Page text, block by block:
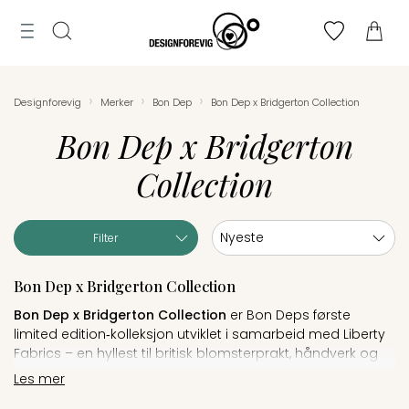
MENY
Til
toppen
Merker
bryllupsliste
Designforevig › Merker › Bon Dep › Bon Dep x Bridgerton Collection
Bon Dep x Bridgerton
Collection
Filter
Sortering:
Bon Dep x Bridgerton Collection
Bon Dep x Bridgerton Collection er Bon Deps første
limited edition‑kolleksjon utviklet i samarbeid med Liberty
Fabrics – en hyllest til britisk blomsterprakt, håndverk og
den romantiske estetikken fra Netflix‑serien Bridgerton.
Kolleksjonen lanseres i forbindelse med den nye
Les mer